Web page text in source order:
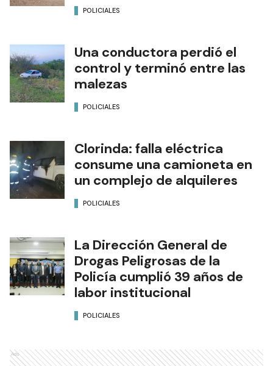
POLICIALES
Una conductora perdió el
control y terminó entre las
malezas
POLICIALES
Clorinda: falla eléctrica
consume una camioneta en
un complejo de alquileres
POLICIALES
La Dirección General de
Drogas Peligrosas de la
Policía cumplió 39 años de
labor institucional
POLICIALES
Ads